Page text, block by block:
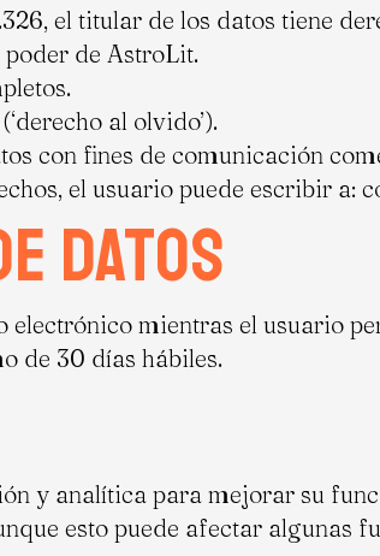
el titular de los datos tiene
poder de AstroLit.
al olvido’).
con fines de comunicación
el usuario puede escribir a:
datos
mientras el usuario
de 30 días hábiles.
y analítica para mejorar su
esto puede afectar algunas